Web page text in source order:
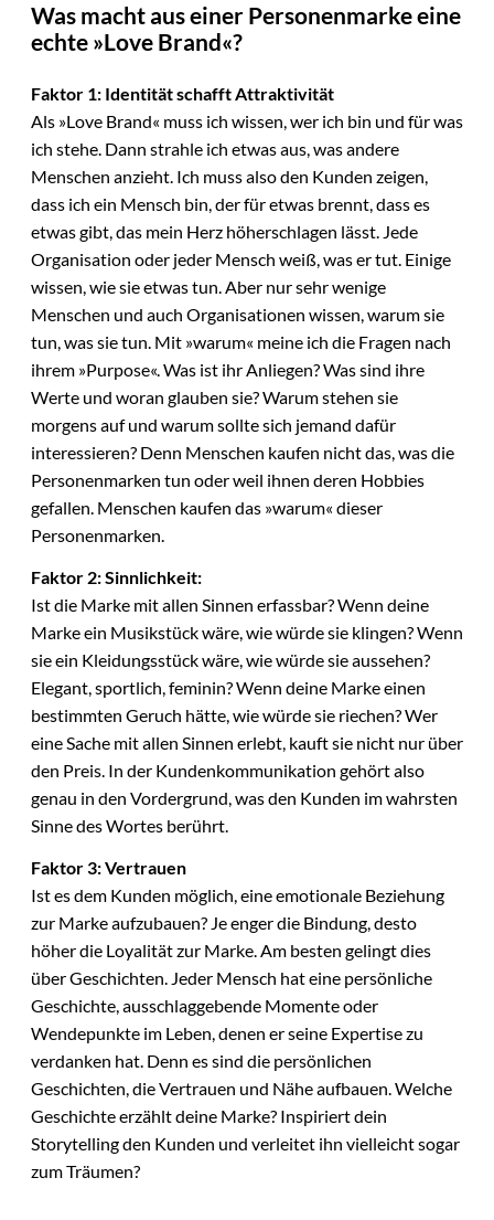
Was macht aus einer Personenmarke eine
echte »Love Brand«?
Faktor 1: Identität schafft Attraktivität
Als »Love Brand« muss ich wissen, wer ich bin und für was
ich stehe. Dann strahle ich etwas aus, was andere
Menschen anzieht. Ich muss also den Kunden zeigen,
dass ich ein Mensch bin, der für etwas brennt, dass es
etwas gibt, das mein Herz höherschlagen lässt. Jede
Organisation oder jeder Mensch weiß, was er tut. Einige
wissen, wie sie etwas tun. Aber nur sehr wenige
Menschen und auch Organisationen wissen, warum sie
tun, was sie tun. Mit »warum« meine ich die Fragen nach
ihrem »Purpose«. Was ist ihr Anliegen? Was sind ihre
Werte und woran glauben sie? Warum stehen sie
morgens auf und warum sollte sich jemand dafür
interessieren? Denn Menschen kaufen nicht das, was die
Personenmarken tun oder weil ihnen deren Hobbies
gefallen. Menschen kaufen das »warum« dieser
Personenmarken.
Faktor 2: Sinnlichkeit:
Ist die Marke mit allen Sinnen erfassbar? Wenn deine
Marke ein Musikstück wäre, wie würde sie klingen? Wenn
sie ein Kleidungsstück wäre, wie würde sie aussehen?
Elegant, sportlich, feminin? Wenn deine Marke einen
bestimmten Geruch hätte, wie würde sie riechen? Wer
eine Sache mit allen Sinnen erlebt, kauft sie nicht nur über
den Preis. In der Kundenkommunikation gehört also
genau in den Vordergrund, was den Kunden im wahrsten
Sinne des Wortes berührt.
Faktor 3: Vertrauen
Ist es dem Kunden möglich, eine emotionale Beziehung
zur Marke aufzubauen? Je enger die Bindung, desto
höher die Loyalität zur Marke. Am besten gelingt dies
über Geschichten. Jeder Mensch hat eine persönliche
Geschichte, ausschlaggebende Momente oder
Wendepunkte im Leben, denen er seine Expertise zu
verdanken hat. Denn es sind die persönlichen
Geschichten, die Vertrauen und Nähe aufbauen. Welche
Geschichte erzählt deine Marke? Inspiriert dein
Storytelling den Kunden und verleitet ihn vielleicht sogar
zum Träumen?